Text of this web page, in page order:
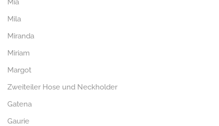
Mia
Mila
Miranda
Miriam
Margot
Zweiteiler Hose und Neckholder
Gatena
Gaurie